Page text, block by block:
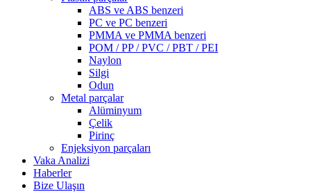
ABS ve ABS benzeri
PC ve PC benzeri
PMMA ve PMMA benzeri
POM / PP / PVC / PBT / PEI
Naylon
Silgi
Odun
Metal parçalar
Alüminyum
Çelik
Pirinç
Enjeksiyon parçaları
Vaka Analizi
Haberler
Bize Ulaşın